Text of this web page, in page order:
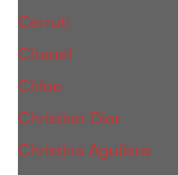
Cerruti
Сhanеl
Chloe
Christian Dior
Christina Aguilera